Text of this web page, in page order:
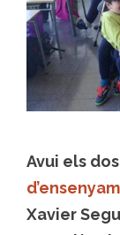
Avui els
Xavier